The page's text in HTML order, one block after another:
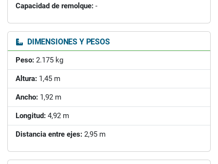
Capacidad de remolque: -
DIMENSIONES Y PESOS
Peso: 2.175 kg
Altura: 1,45 m
Ancho: 1,92 m
Longitud: 4,92 m
Distancia entre ejes: 2,95 m